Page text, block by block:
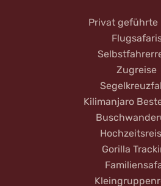
Privat geführte
Zugreise
Kilimanjaro
Gorilla